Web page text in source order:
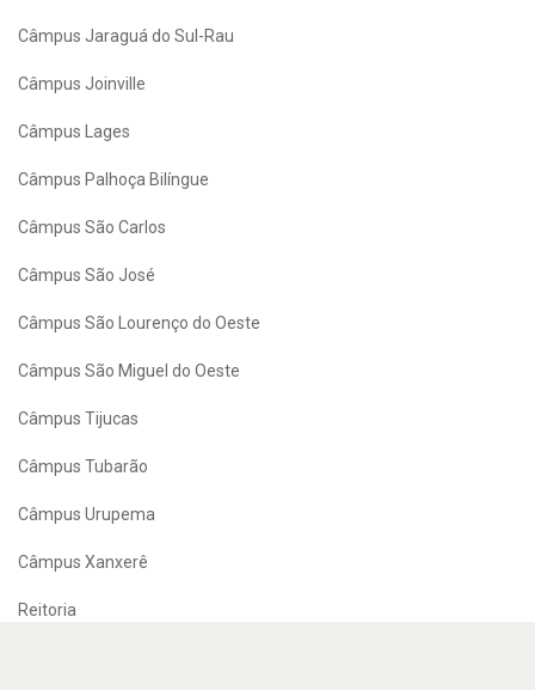
Câmpus Jaraguá do Sul-Rau
Câmpus Joinville
Câmpus Lages
Câmpus Palhoça Bilíngue
Câmpus São Carlos
Câmpus São José
Câmpus São Lourenço do Oeste
Câmpus São Miguel do Oeste
Câmpus Tijucas
Câmpus Tubarão
Câmpus Urupema
Câmpus Xanxerê
Reitoria